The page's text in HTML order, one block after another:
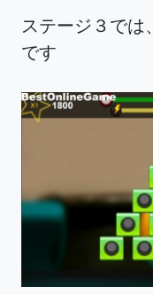
ステージ３では
です